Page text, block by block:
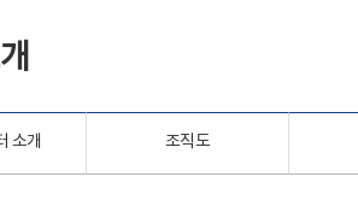
소개 조직도